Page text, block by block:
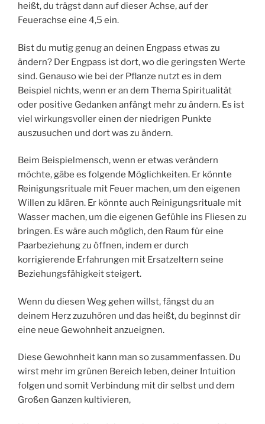
heißt, du trägst dann auf dieser Achse, auf der
Feuerachse eine 4,5 ein.
Bist du mutig genug an deinen Engpass etwas zu
ändern? Der Engpass ist dort, wo die geringsten Werte
sind. Genauso wie bei der Pflanze nutzt es in dem
Beispiel nichts, wenn er an dem Thema Spiritualität
oder positive Gedanken anfängt mehr zu ändern. Es ist
viel wirkungsvoller einen der niedrigen Punkte
auszusuchen und dort was zu ändern.
Beim Beispielmensch, wenn er etwas verändern
möchte, gäbe es folgende Möglichkeiten. Er könnte
Reinigungsrituale mit Feuer machen, um den eigenen
Willen zu klären. Er könnte auch Reinigungsrituale mit
Wasser machen, um die eigenen Gefühle ins Fliesen zu
bringen. Es wäre auch möglich, den Raum für eine
Paarbeziehung zu öffnen, indem er durch
korrigierende Erfahrungen mit Ersatzeltern seine
Beziehungsfähigkeit steigert.
Wenn du diesen Weg gehen willst, fängst du an
deinem Herz zuzuhören und das heißt, du beginnst dir
eine neue Gewohnheit anzueignen.
Diese Gewohnheit kann man so zusammenfassen. Du
wirst mehr im grünen Bereich leben, deiner Intuition
folgen und somit Verbindung mit dir selbst und dem
Großen Ganzen kultivieren,